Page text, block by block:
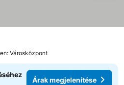
Városközpont
Árak megjelenítése